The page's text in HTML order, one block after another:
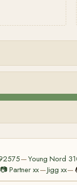
—Young Nord
📷 Partner xx—Jigg xx—